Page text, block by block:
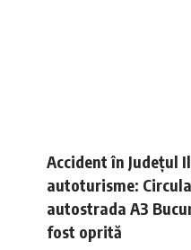
Accident în Județul
autoturisme:
autostrada A3
fost oprită